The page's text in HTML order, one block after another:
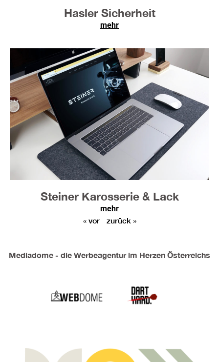
Hasler Sicherheit
mehr
Steiner Karosserie & Lack
mehr
« vor
zurück »
Mediadome - die Werbeagentur im Herzen Österreichs